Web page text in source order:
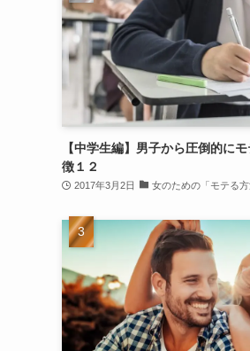
【中学生編】男子から圧倒的に
徴１２
2017年3月2日 女のための「モテる方